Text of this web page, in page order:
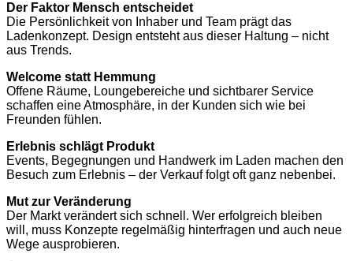
Der Faktor Mensch entscheidet
Die Persönlichkeit von Inhaber und Team prägt das
Ladenkonzept. Design entsteht aus dieser Haltung – nicht
aus Trends.
Welcome statt Hemmung
Offene Räume, Loungebereiche und sichtbarer Service
schaffen eine Atmosphäre, in der Kunden sich wie bei
Freunden fühlen.
Erlebnis schlägt Produkt
Events, Begegnungen und Handwerk im Laden machen den
Besuch zum Erlebnis – der Verkauf folgt oft ganz nebenbei.
Mut zur Veränderung
Der Markt verändert sich schnell. Wer erfolgreich bleiben
will, muss Konzepte regelmäßig hinterfragen und auch neue
Wege ausprobieren.